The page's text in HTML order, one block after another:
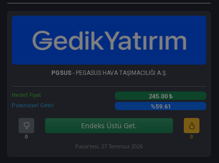
PGSUS- PEGASUS HAVA TAŞIMACILIĞI A.Ş.
Hedef Fiyat 245.00 ₺
Potansiyel Getiri %59.61
0
Endeks Üstü Get.
0
Pazartesi, 27 Temmuz 2026